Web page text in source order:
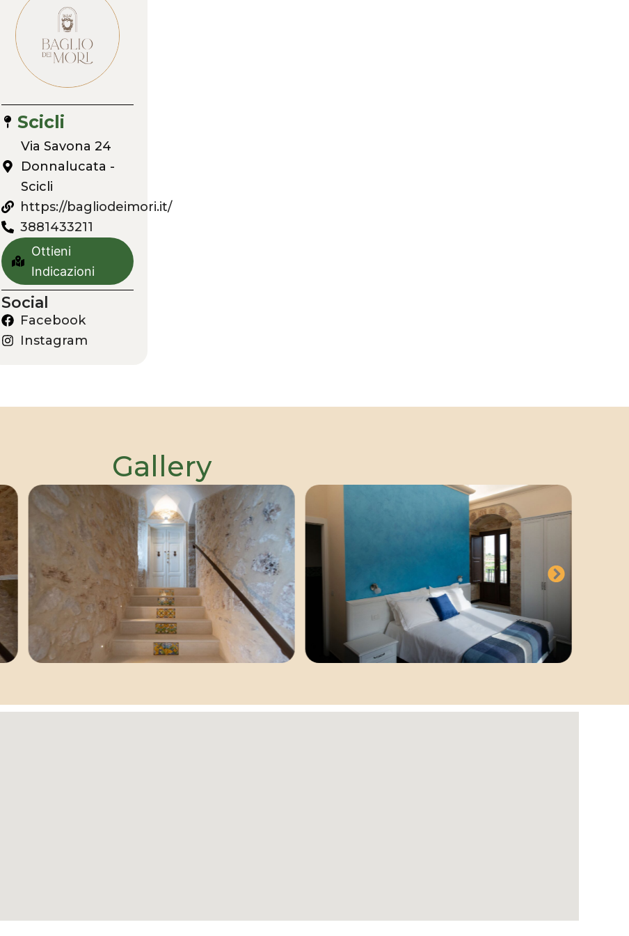
Scicli
Via Savona 24
Donnalucata -
Scicli
https://bagliodeimori.it/
3881433211
Ottieni
Indicazioni
Social
Facebook
Instagram
Gallery